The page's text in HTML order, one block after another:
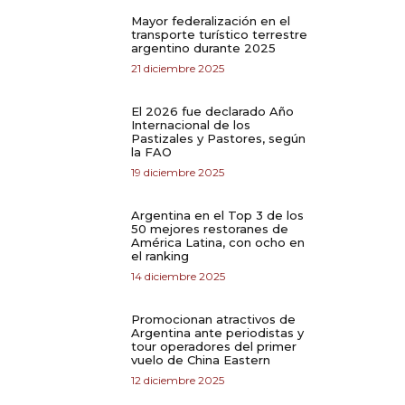
Mayor federalización en el
transporte turístico terrestre
argentino durante 2025
21 diciembre 2025
El 2026 fue declarado Año
Internacional de los
Pastizales y Pastores, según
la FAO
19 diciembre 2025
Argentina en el Top 3 de los
50 mejores restoranes de
América Latina, con ocho en
el ranking
14 diciembre 2025
Promocionan atractivos de
Argentina ante periodistas y
tour operadores del primer
vuelo de China Eastern
12 diciembre 2025